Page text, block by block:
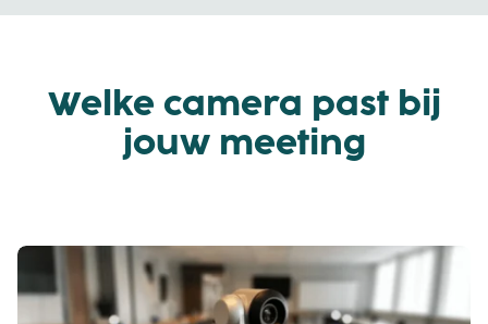
Welke camera past bij
jouw meeting